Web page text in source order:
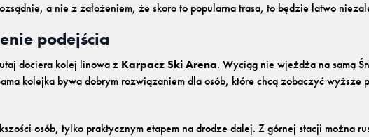
a nie z założeniem, że skoro to popularna trasa, to będzie łatwo
podejścia
dociera kolej linowa z Karpacz Ski Arena. Wyciąg nie wjeżdża na samą
kolejka bywa dobrym rozwiązaniem dla osób, które chcą zobaczyć
osób, tylko praktycznym etapem na drodze dalej. Z górnej stacji można